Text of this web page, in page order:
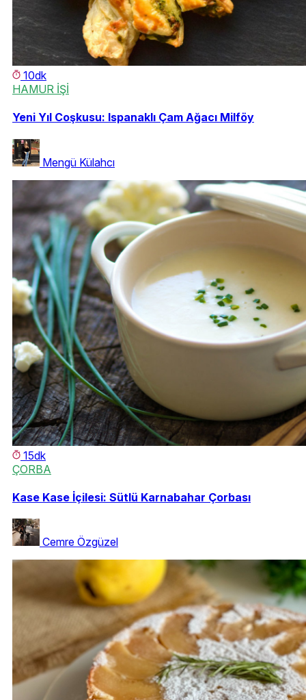
10dk
HAMUR İŞİ
Yeni Yıl Coşkusu: Ispanaklı Çam Ağacı Milföy
Mengü Külahcı
15dk
ÇORBA
Kase Kase İçilesi: Sütlü Karnabahar Çorbası
Cemre Özgüzel